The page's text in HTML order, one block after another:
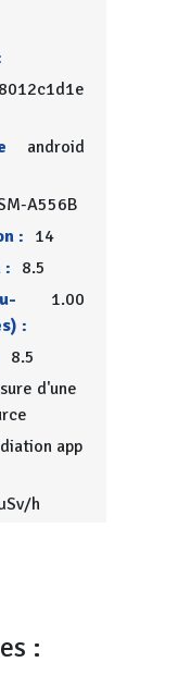
android
A556B
:
14
: 8.5
:
1.00
8.5
d'une
app
h
: